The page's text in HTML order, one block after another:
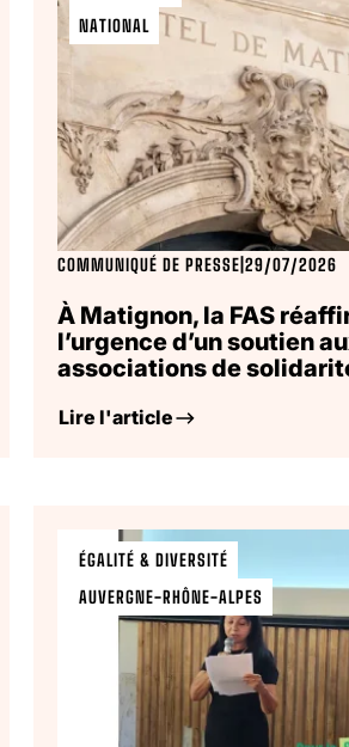
NATIONAL
COMMUNIQUÉ DE PRESSE 29/07/2026
À Matignon, la FAS
l’urgence d’un soutien
associations de
Lire l'article
ÉGALITÉ & DIVERSITÉ
AUVERGNE-RHÔNE-ALPES